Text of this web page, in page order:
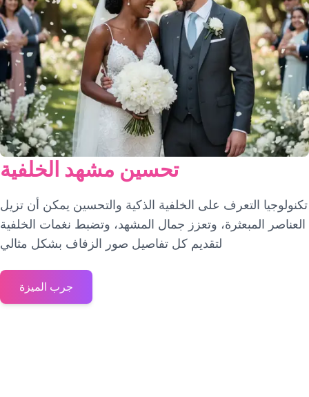
تحسين مشهد الخلفية
تكنولوجيا التعرف على الخلفية الذكية والتحسين يمكن أن تزيل
العناصر المبعثرة، وتعزز جمال المشهد، وتضبط نغمات الخلفية
لتقديم كل تفاصيل صور الزفاف بشكل مثالي
جرب الميزة